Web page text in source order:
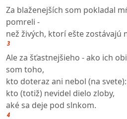
Za blaženejších som pokladal
pomreli -
než živých, ktorí ešte zostávajú
3
Ale za šťastnejšieho - ako ich
som toho,
kto doteraz ani nebol (na svete):
kto (totiž) nevidel dielo zloby,
aké sa deje pod slnkom.
4